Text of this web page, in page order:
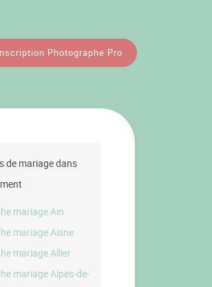
Photographe Pro
de mariage dans
mariage Ain
mariage Aisne
mariage Allier
mariage Alpes-de-